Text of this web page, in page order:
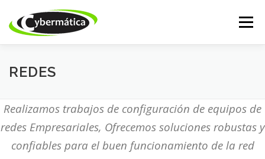
contenido
Menú
INICIO
CALL CENTER DESARROLLO WEB ACADEMY
TIENDA ONLINE
REDES
Realizamos trabajos de configuración de equipos de
redes Empresariales, Ofrecemos soluciones robustas y
confiables para el buen funcionamiento de la red